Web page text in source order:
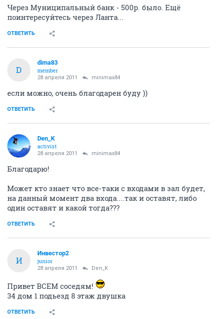
Через Муниципальный банк - 500р. было. Ещё
поинтересуйтесь через Ланта...
ОТВЕТИТЬ
D
dima83
member
28 апреля 2011 minimax84
если можно, очень благодарен буду ))
ОТВЕТИТЬ
Den_K
activist
28 апреля 2011 minimax84
Благодарю!
Может кто знает что все-таки с входами в зал будет,
на данный момент два входа....так и оставят, либо
один оставят и какой тогда???
ОТВЕТИТЬ
И
Инвестор2
junior
28 апреля 2011 Den_K
Привет ВСЕМ соседям!
34 дом 1 подьезд 8 этаж двушка
ОТВЕТИТЬ